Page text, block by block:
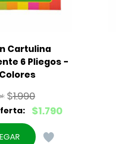
Cartulina
6 Pliegos -
$1.990
El
precio
original
$1.790
El
precio